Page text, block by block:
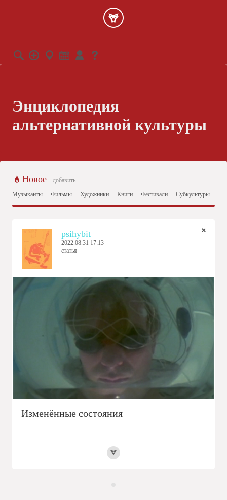
Энциклопедия
альтернативной культуры
Новое
добавить
Музыканты
Фильмы Художники Книги Фестивали Субкультуры
psihybit
2022.08.31 17:13
статья
Изменённые состояния